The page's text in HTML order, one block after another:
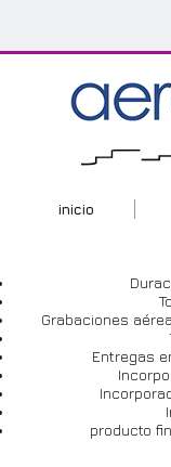
inicio
Grabaciones
Entregas
producto